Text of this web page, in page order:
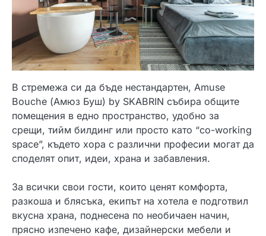
В стремежа си да бъде нестандартен, Amuse
Bouche (Амюз Буш) by SKABRIN събира общите
помещения в едно пространство, удобно за
срещи, тийм билдинг или просто като “co-working
space”, където хора с различни професии могат да
споделят опит, идеи, храна и забавления.
За всички свои гости, които ценят комфорта,
разкоша и блясъка, екипът на хотела е подготвил
вкусна храна, поднесена по необичаен начин,
прясно изпечено кафе, дизайнерски мебели и